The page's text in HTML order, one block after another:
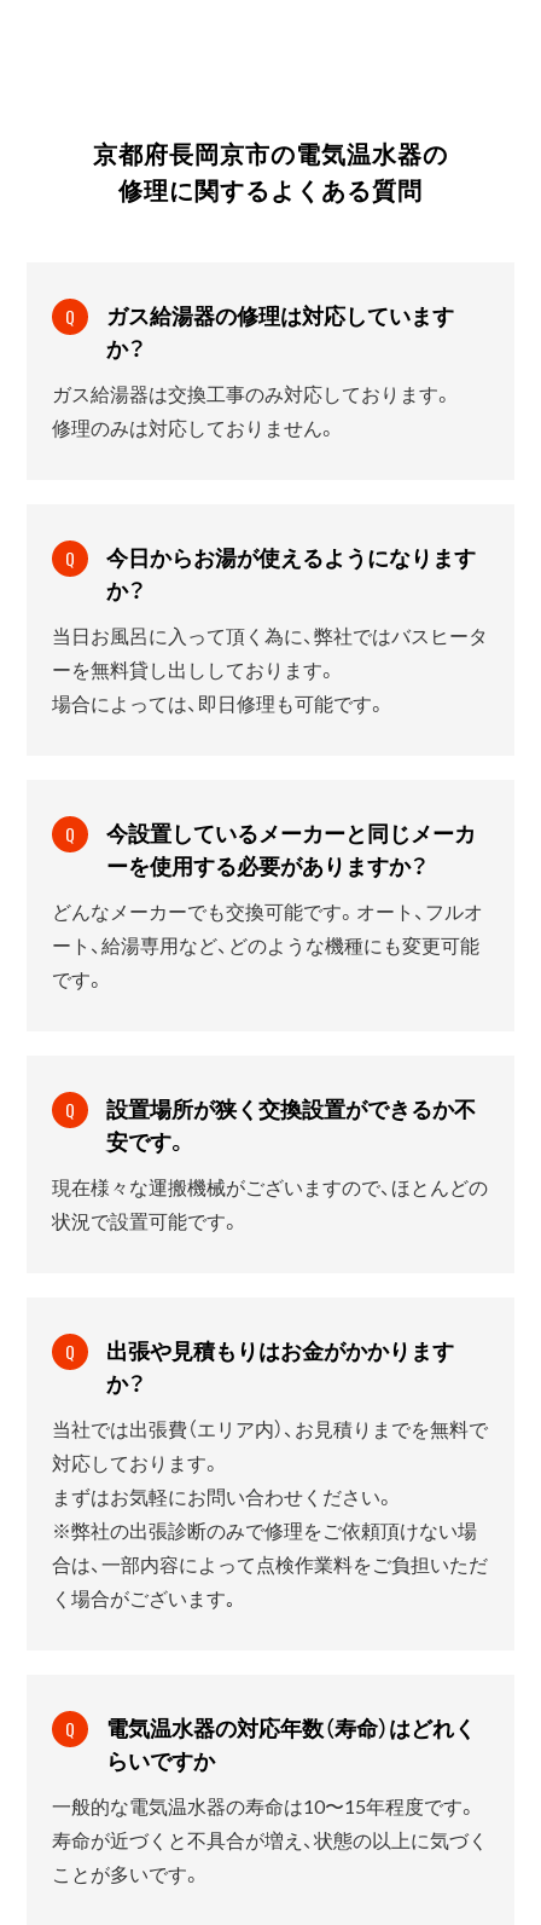
京都府長岡京市の電気温水器の
修理に関するよくある質問
Q
ガス給湯器の修理は対応しています
か？
ガス給湯器は交換工事のみ対応しております。
修理のみは対応しておりません。
Q
今日からお湯が使えるようになります
か？
当日お風呂に入って頂く為に、弊社ではバスヒータ
ーを無料貸し出ししております。
場合によっては、即日修理も可能です。
Q
今設置しているメーカーと同じメーカ
ーを使用する必要がありますか？
どんなメーカーでも交換可能です。オート、フルオ
ート、給湯専用など、どのような機種にも変更可能
です。
Q
設置場所が狭く交換設置ができるか不
安です。
現在様々な運搬機械がございますので、ほとんどの
状況で設置可能です。
Q
出張や見積もりはお金がかかります
か？
当社では出張費（エリア内）、お見積りまでを無料で
対応しております。
まずはお気軽にお問い合わせください。
※弊社の出張診断のみで修理をご依頼頂けない場
合は、一部内容によって点検作業料をご負担いただ
く場合がございます｡
Q
電気温水器の対応年数（寿命）はどれく
らいですか
一般的な電気温水器の寿命は10〜15年程度です。
寿命が近づくと不具合が増え、状態の以上に気づく
ことが多いです。